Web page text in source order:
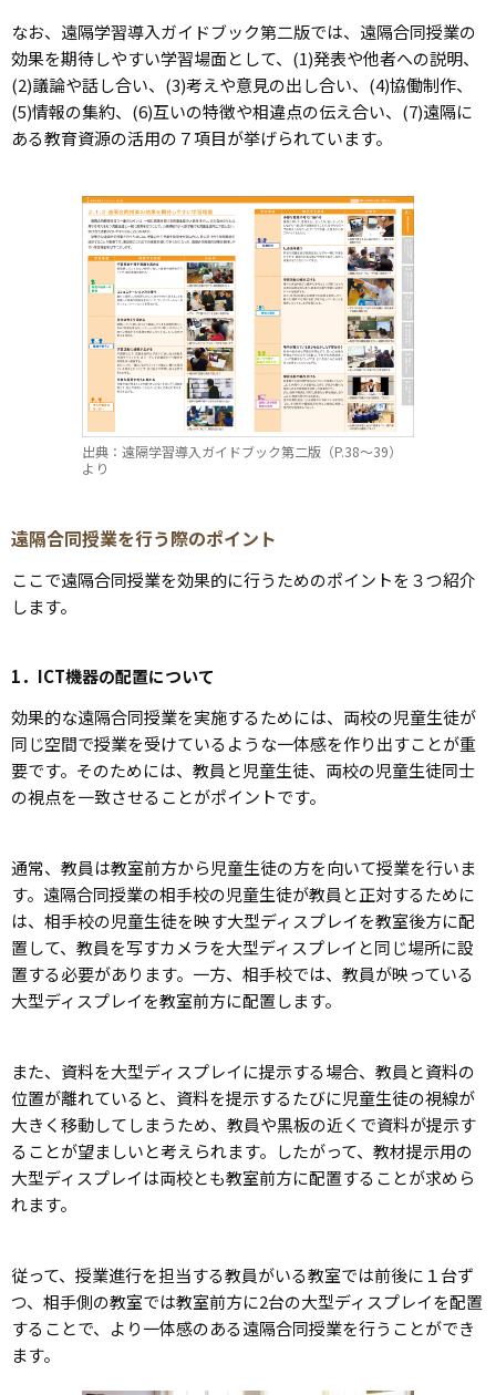
なお、遠隔学習導入ガイドブック第二版では、遠隔合同授業の
効果を期待しやすい学習場面として、(1)発表や他者への説明、
(2)議論や話し合い、(3)考えや意見の出し合い、(4)協働制作、
(5)情報の集約、(6)互いの特徴や相違点の伝え合い、(7)遠隔に
ある教育資源の活用の７項目が挙げられています。
出典：遠隔学習導入ガイドブック第二版（P.38～39）
より
遠隔合同授業を行う際のポイント
ここで遠隔合同授業を効果的に行うためのポイントを３つ紹介
します。
1．ICT機器の配置について
効果的な遠隔合同授業を実施するためには、両校の児童生徒が
同じ空間で授業を受けているような一体感を作り出すことが重
要です。そのためには、教員と児童生徒、両校の児童生徒同士
の視点を一致させることがポイントです。
通常、教員は教室前方から児童生徒の方を向いて授業を行いま
す。遠隔合同授業の相手校の児童生徒が教員と正対するために
は、相手校の児童生徒を映す大型ディスプレイを教室後方に配
置して、教員を写すカメラを大型ディスプレイと同じ場所に設
置する必要があります。一方、相手校では、教員が映っている
大型ディスプレイを教室前方に配置します。
また、資料を大型ディスプレイに提示する場合、教員と資料の
位置が離れていると、資料を提示するたびに児童生徒の視線が
大きく移動してしまうため、教員や黒板の近くで資料が提示す
ることが望ましいと考えられます。したがって、教材提示用の
大型ディスプレイは両校とも教室前方に配置することが求めら
れます。
従って、授業進行を担当する教員がいる教室では前後に１台ず
つ、相手側の教室では教室前方に2台の大型ディスプレイを配置
することで、より一体感のある遠隔合同授業を行うことができ
ます。